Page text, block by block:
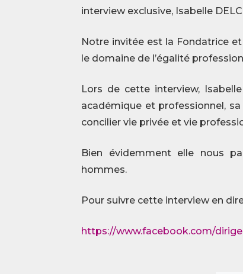
interview exclusive, Isabelle
Notre invitée est la Fondatrice
le domaine de l’égalité
Lors de cette interview,
académique et professionnel,
concilier vie privée et vie
Bien évidemment elle nous
hommes.
Pour suivre cette interview en
https://www.facebook.com/